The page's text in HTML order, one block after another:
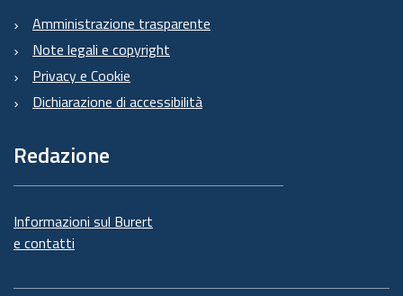
Amministrazione trasparente
Note legali e copyright
Privacy e Cookie
Dichiarazione di accessibilità
Redazione
Informazioni sul Burert
e contatti